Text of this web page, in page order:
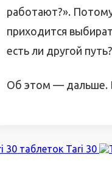
работают?».
приходится
есть ли другой путь?
Об этом — дальше.
Tari 30